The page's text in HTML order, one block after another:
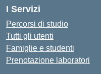
I Servizi
Percorsi di studio
Tutti gli utenti
Famiglie e studenti
Prenotazione laboratori